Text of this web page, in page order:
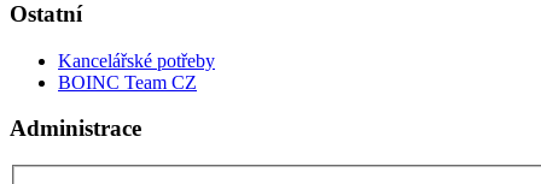
Ostatní
Kancelářské potřeby
BOINC Team CZ
Administrace